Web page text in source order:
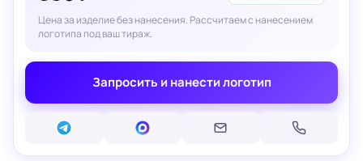
Цена за изделие без нанесения. Рассчитаем с нанесением
логотипа под ваш тираж.
Запросить и нанести логотип